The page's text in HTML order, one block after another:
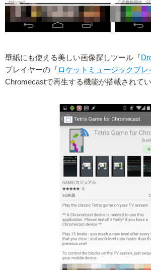
壁紙にも使える美しい画像探しツール『
プレイヤーの『ロケットミュージックプレ
Chromecastで再生する機能が搭載されてい